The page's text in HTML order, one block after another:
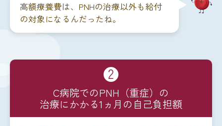
高額療養費は、PNHの治療以外も給付
の対象になるんだったね。
2
C病院でのPNH（重症）の
治療にかかる1ヵ月の自己負担額